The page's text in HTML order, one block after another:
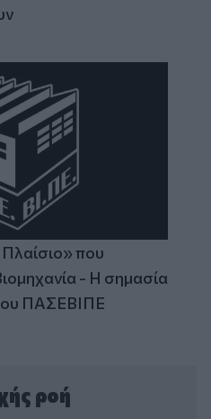
που
- Η σημασία
ΠΑΣΕΒΙΠΕ
ροή